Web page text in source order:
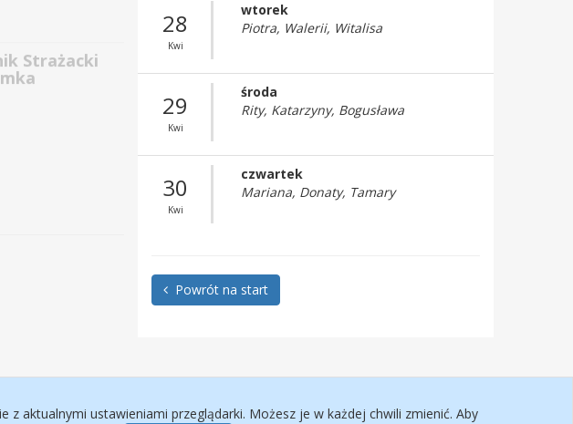
28
Kwi
wtorek
Piotra, Walerii, Witalisa
29
Kwi
środa
Rity, Katarzyny, Bogusława
30
Kwi
czwartek
Mariana, Donaty, Tamary
Powrót na start
aktualnymi ustawieniami przeglądarki. Możesz je w każdej chwili zmienić. Aby